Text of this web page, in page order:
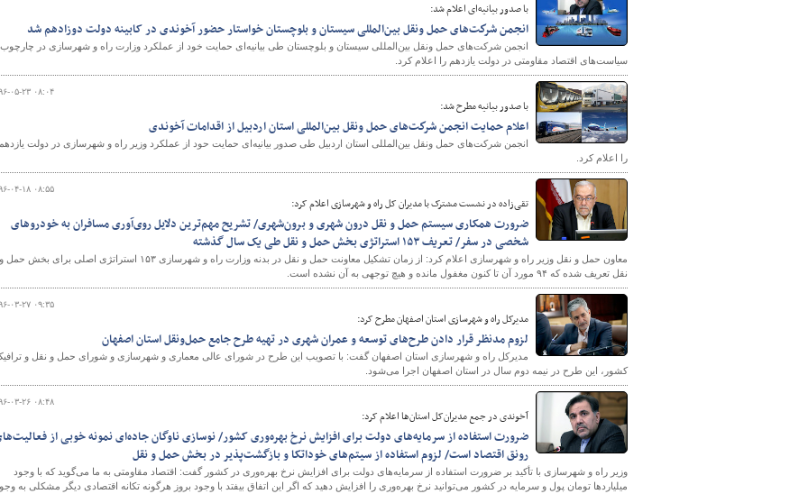
شهرسازی
با صدور بیانیه‌ای اعلام شد:
انجمن شركت‌های حمل ونقل بین‌المللی سیستان و بلوچستان خواستار حضور آخوندی در کابینه دولت دوزادهم شد
انجمن شركت‌های حمل ونقل بین‌المللی سیستان و بلوچستان طی بیانیه‌ای حمایت خود از عملکرد وزارت راه و شهرسازی در چارچوب
سیاست‌های اقتصاد مقاومتی در دولت یازدهم را اعلام کرد.
۱۳۹۶-۰۵-۲۳
با صدور بیانیه‌ مطرح شد:
اعلام حمایت انجمن شركت‌های حمل ونقل بین‌المللی استان اردبیل از اقدامات آخوندی
انجمن شركت‌های حمل ونقل بین‌المللی استان اردبیل طی صدور بیانیه‌ای حمایت حود از عملکرد وزیر راه و شهرسازی در دولت یازدهم
را اعلام کرد.
۱۳۹۶-۰۴-۱۸
تقی‌زاده در نشست مشترک با مدیران کل راه و شهرسازی اعلام کرد:
ضرورت همکاری سیستم حمل و نقل درون شهری و برون‌شهری/ تشریح مهم‌ترین دلایل روی‌آوری مسافران به خودروهای
شخصی در سفر/ تعریف ۱۵۳ استراتژی بخش حمل و نقل طی یک سال گذشته
معاون حمل و نقل وزیر راه و شهرسازی اعلام کرد: از زمان تشکیل معاونت حمل و نقل در بدنه وزارت راه و شهرسازی ۱۵۳ استراتژی اصلی برای بخش حمل و
نقل تعریف شده که ۹۴ مورد آن تا کنون مغفول مانده و هیچ توجهی به آن نشده است.
۱۳۹۶-۰۳-۲۷
مدیرکل راه و شهرسازی استان اصفهان مطرح کرد:
لزوم مدنظر قرار دادن طرح‌های توسعه و عمران شهری در تهیه طرح جامع حمل‌و‌نقل استان اصفهان
مدیرکل راه و شهرسازی استان اصفهان گفت: با تصویب این طرح در شورای عالی معماری و شهرسازی و شورای حمل و نقل و
کشور، این طرح در نیمه دوم سال در استان اصفهان اجرا می‌شود.
۱۳۹۶-۰۳-۲۶
آخوندی در جمع مدیران‌کل استان‌ها اعلام کرد:
ضرورت استفاده از سرمایه‌های دولت برای افزایش نرخ بهره‌وری کشور/ نوسازی ناوگان جاده‌ای نمونه خوبی از
رونق اقتصاد است/ لزوم استفاده از سیتم‌های خوداتکا و بازگشت‌پذیر در بخش حمل و نقل
وزیر راه و شهرسازی با تأکید بر ضرورت استفاده از سرمایه‌های دولت برای افزایش نرخ بهره‌وری در کشور گفت: اقتصاد مقاومتی به ما می‌گوید که با وجود
میلیاردها تومان پول و سرمایه در کشور می‌توانید نرخ بهره‌وری را افزایش دهید که اگر این اتفاق بیفتد با وجود بروز هرگونه تکانه اقتصادی دیگر مشکلی به